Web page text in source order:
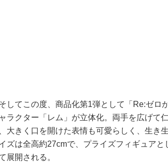
してこの度、商品化第1弾として「Re:ゼロ
ラクター「レム」が立体化。両手を広げて
大きく口を開けた表情も可愛らしく、生き
ズは全高約27cmで、プライズフィギュア
展開される。